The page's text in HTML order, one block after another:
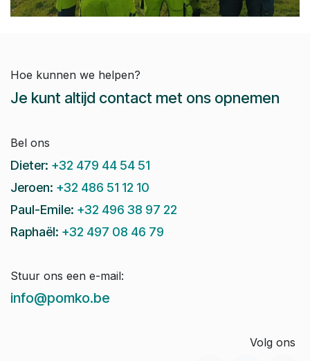
Hoe kunnen we helpen?
Je kunt altijd contact met ons opnemen
Bel ons
Dieter: +32 479 44 54 51
Jeroen: +32 486 51 12 10
Paul-Emile: +32 496 38 97 22
Raphaël: +32 497 08 46 79
Stuur ons een e-mail:
info@pomko.be
Volg ons